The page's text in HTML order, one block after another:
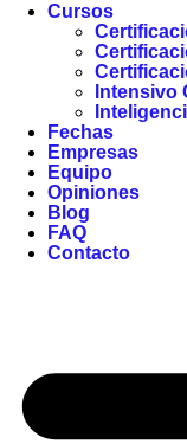
Cursos
Intensivo
Fechas
Empresas
Equipo
Opiniones
Blog
FAQ
Contacto